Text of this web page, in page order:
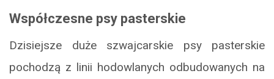
Współczesne psy pasterskie
Dzisiejsze duże szwajcarskie psy pasterskie
pochodzą z linii hodowlanych odbudowanych na